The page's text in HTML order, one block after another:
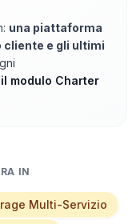
una piattaforma
e gli ultimi
il modulo Charter
IN
Multi-Servizio